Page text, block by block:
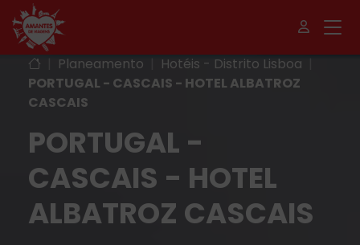
| Planeamento | Hotéis - Distrito Lisboa |
PORTUGAL - CASCAIS - HOTEL ALBATROZ
CASCAIS
PORTUGAL -
CASCAIS - HOTEL
ALBATROZ CASCAIS